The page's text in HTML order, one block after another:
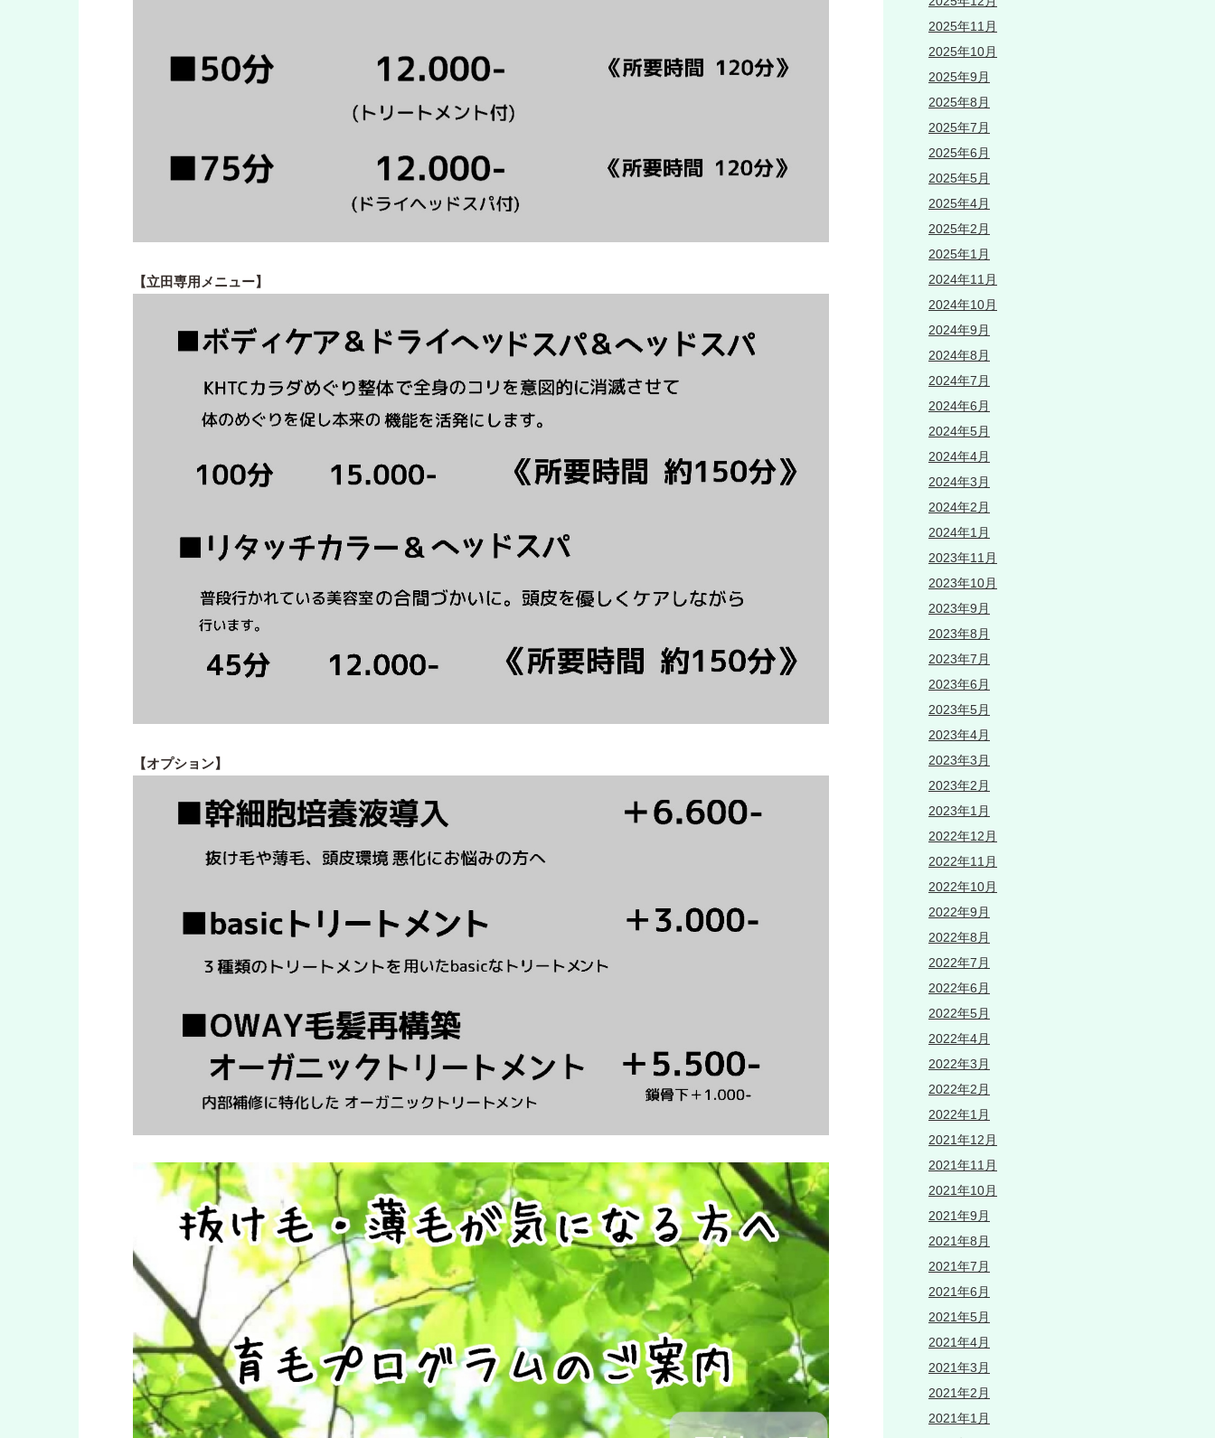
【立田専用メニュー】
【オプション】
2025年11月
2025年10月
2025年9月
2025年8月
2025年7月
2025年6月
2025年5月
2025年4月
2025年2月
2025年1月
2024年11月
2024年10月
2024年9月
2024年8月
2024年7月
2024年6月
2024年5月
2024年4月
2024年3月
2024年2月
2024年1月
2023年11月
2023年10月
2023年9月
2023年8月
2023年7月
2023年6月
2023年5月
2023年4月
2023年3月
2023年2月
2023年1月
2022年12月
2022年11月
2022年10月
2022年9月
2022年8月
2022年7月
2022年6月
2022年5月
2022年4月
2022年3月
2022年2月
2022年1月
2021年12月
2021年11月
2021年10月
2021年9月
2021年8月
2021年7月
2021年6月
2021年5月
2021年4月
2021年3月
2021年2月
2021年1月